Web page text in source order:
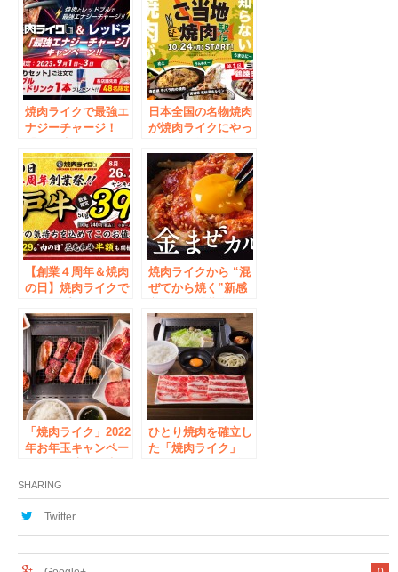
みつきになる「麻辣
牛火鍋セット」1月
17日から23日まで特
別価格で販売。更に
ごはんおかわり無
料！
産牛しゃぶしゃぶ”
1月24日から31日ま
で特別価格で販売。
2月1日からは3種類
同時販売！
焼肉ライクで最強エ
ナジーチャージ！
をご注文いただいた
方に、先着順でレッ
ドブル1本プレゼン
ト！9月1日(金)から3
日間、全店舗でキャ
ンペーン実施！
日本全国の名物焼肉
が焼肉ライクにやっ
重県の鶏焼肉。甘辛
味噌だれがうまいに
～。ご当地焼肉駅
伝、10月24日から全
店舗で開催開始
【創業４周年＆焼肉
の日】焼肉ライクで
体験を！ あの「神
戸牛」を390円で8月
26日(金)から3日間全
店舗で提供！8月29
日(月)は黒毛和牛半
額！
焼肉ライクから “混
ぜてから焼く”新感
カルビ」5月18日
（水）から全店にて
販売開始
「焼肉ライク」2022
年お年玉キャンペー
1,320円の「匠カル
ビ＆ハラミ セット
200g」を290円で提
ひとり焼肉を確立し
た「焼肉ライク」
入！「一人で行くこ
SHARING
Twitter